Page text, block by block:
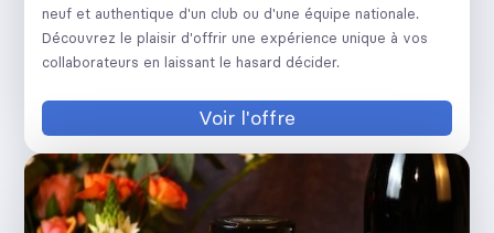
neuf et authentique d'un club ou d'une équipe nationale.
Découvrez le plaisir d'offrir une expérience unique à vos
collaborateurs en laissant le hasard décider.
Voir l'offre